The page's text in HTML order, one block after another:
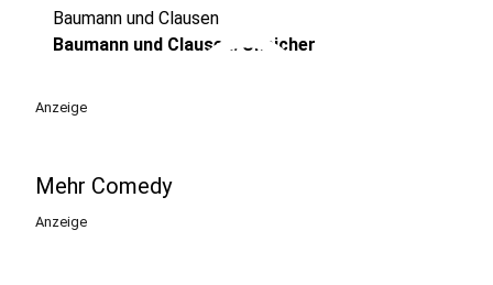
play_circle
Baumann und Clausen
Baumann und Clausen: Unsicher
Anzeige
Mehr Comedy
Anzeige